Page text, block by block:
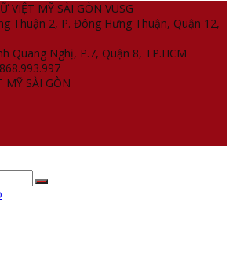
VIỆT MỸ SÀI GÒN VUSG
Thuận 2, P. Đông Hưng Thuận, Quận 12,
Quang Nghị, P.7, Quận 8, TP.HCM
MỸ SÀI GÒN